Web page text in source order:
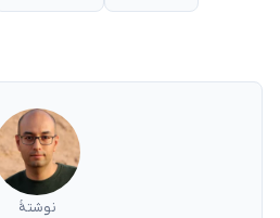
نوشتهٔ